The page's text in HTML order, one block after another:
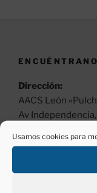
Usamos cookies para
Dirección:
AACS León
Av Independencia,
Lunes a viernes